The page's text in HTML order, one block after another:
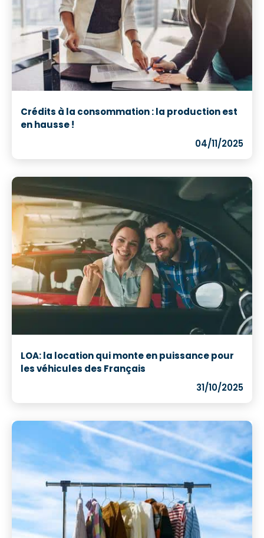
Crédits à la consommation : la production est
en hausse !
04/11/2025
LOA: la location qui monte en puissance pour
les véhicules des Français
31/10/2025